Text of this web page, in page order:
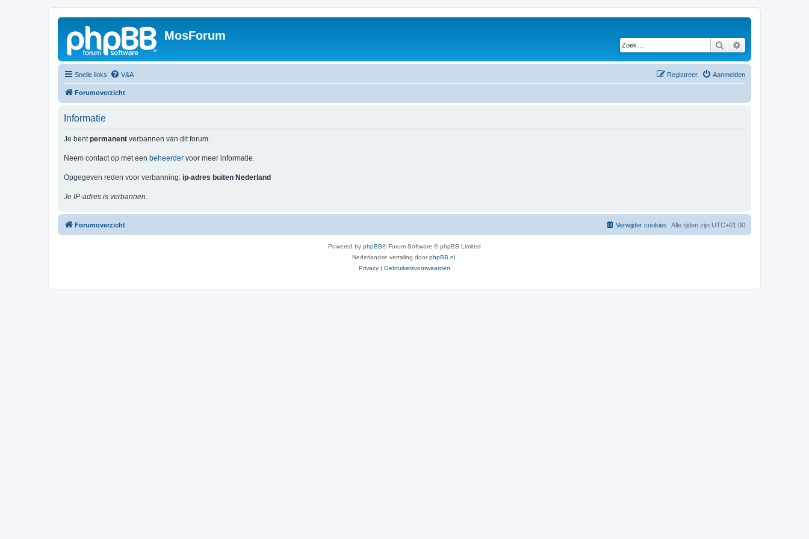
MosForum
Zoek
Snelle links V&A Aanmelden
Registreer
Forumoverzicht
Informatie
Je bentpermanent verbannen van dit forum.
Neem contact op met een beheerder voor meer informatie.
Opgegeven reden voor verbanning: ip-adres buiten Nederland
Je IP-adres is verbannen.
Forumoverzicht Alle tijden zijn UTC+01:00
Verwijder cookies
Powered by phpBB® Forum Software © phpBB Limited
Nederlandse vertaling doorphpBB.nl
Privacy | Gebruikersvoorwaarden